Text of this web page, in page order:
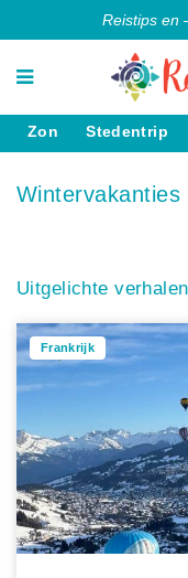
Reistips en
Zon Stedentrip
Wintervakanties
Uitgelichte verhalen
Frankrijk